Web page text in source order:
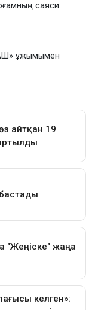
саяси
АШ» ұжымымен